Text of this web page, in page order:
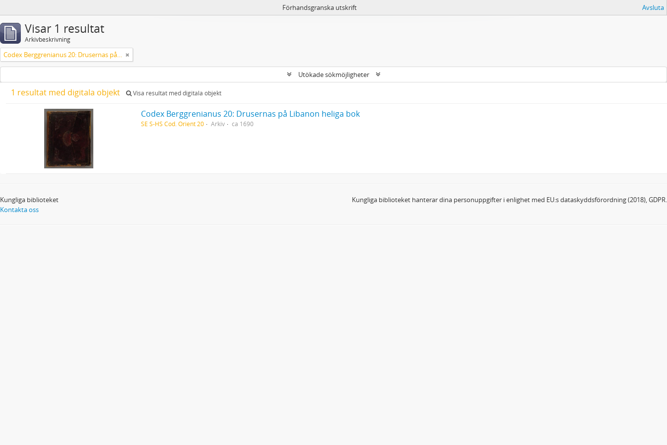
Förhandsgranska utskrift Avsluta
Visar 1 resultat
Arkivbeskrivning
Codex Berggrenianus 20: Drusernas på Libanon heliga bok
Utökade sökmöjligheter
1 resultat med digitala objekt Visa resultat med digitala objekt
Codex Berggrenianus 20: Drusernas på Libanon heliga bok
SE S-HS Cod. Orient 20 Arkiv ca 1690
Kungliga biblioteket
Kontakta oss
Kungliga biblioteket hanterar dina personuppgifter i enlighet med EU:s dataskyddsförordning (2018), GDPR.